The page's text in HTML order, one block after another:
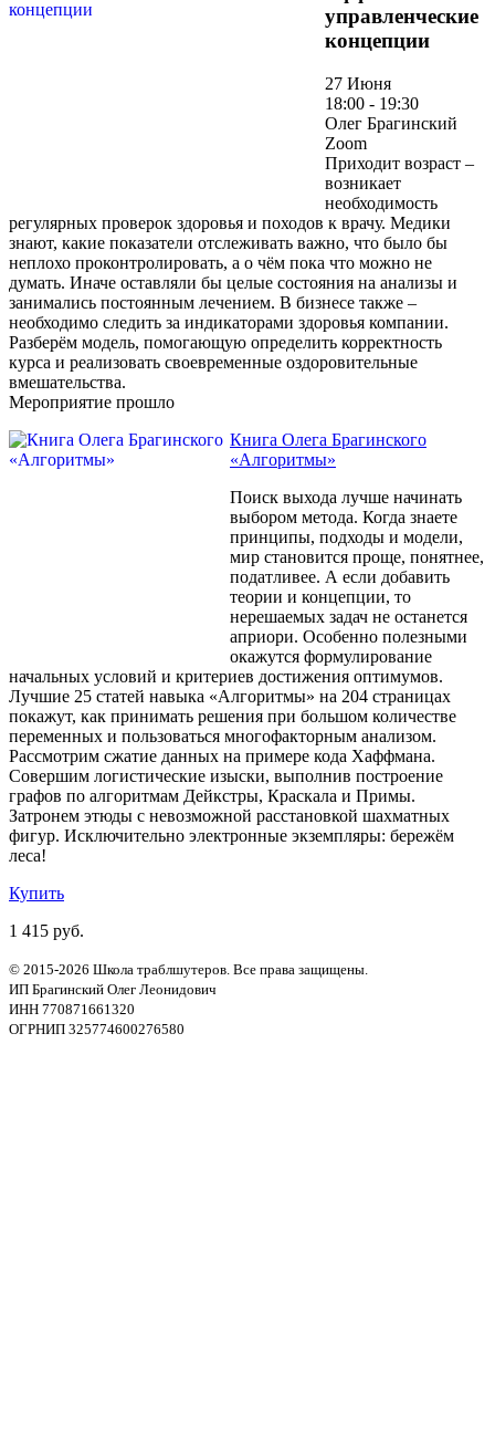
управленческие
концепции
27 Июня
18:00 - 19:30
Олег Брагинский
Zoom
Приходит возраст –
возникает
необходимость
регулярных проверок здоровья и походов к врачу. Медики
знают, какие показатели отслеживать важно, что было бы
неплохо проконтролировать, а о чём пока что можно не
думать. Иначе оставляли бы целые состояния на анализы и
занимались постоянным лечением. В бизнесе также –
необходимо следить за индикаторами здоровья компании.
Разберём модель, помогающую определить корректность
курса и реализовать своевременные оздоровительные
вмешательства.
Мероприятие прошло
Книга Олега Брагинского
«Алгоритмы»
Поиск выхода лучше начинать
выбором метода. Когда знаете
принципы, подходы и модели,
мир становится проще, понятнее,
податливее. А если добавить
теории и концепции, то
нерешаемых задач не останется
априори. Особенно полезными
окажутся формулирование
начальных условий и критериев достижения оптимумов.
Лучшие 25 статей навыка «Алгоритмы» на 204 страницах
покажут, как принимать решения при большом количестве
переменных и пользоваться многофакторным анализом.
Рассмотрим сжатие данных на примере кода Хаффмана.
Совершим логистические изыски, выполнив построение
графов по алгоритмам Дейкстры, Краскала и Примы.
Затронем этюды с невозможной расстановкой шахматных
фигур. Исключительно электронные экземпляры: бережём
леса!
Купить
1 415 руб.
© 2015-2026 Школа траблшутеров. Все права защищены.
ИП Брагинский Олег Леонидович
ИНН 770871661320
ОГРНИП 325774600276580